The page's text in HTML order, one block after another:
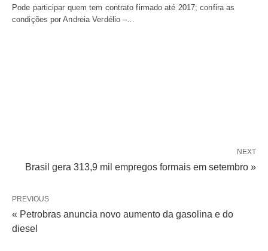
Pode participar quem tem contrato firmado até 2017; confira as
condições por Andreia Verdélio –…
NEXT
Brasil gera 313,9 mil empregos formais em setembro »
PREVIOUS
« Petrobras anuncia novo aumento da gasolina e do
diesel